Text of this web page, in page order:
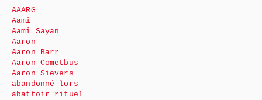
AAARG
Aami
Aami Sayan
Aaron
Aaron Barr
Aaron Cometbus
Aaron Sievers
abandonné lors
abattoir rituel